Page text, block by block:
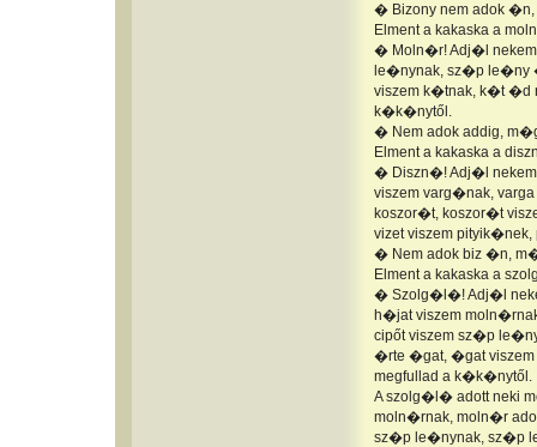
� Bizony nem adok
Elment a kakaska a
� Moln�r! Adj�l nekem
le�nynak, sz�p le�ny
viszem k�tnak, k�t �d
k�k�nytől.
� Nem adok addig,
Elment a kakaska a
� Diszn�! Adj�l
viszem varg�nak,
koszor�t, koszor�t
vizet viszem
� Nem adok biz �n,
Elment a kakaska a
� Szolg�l�! Adj�l
h�jat viszem
cipőt viszem sz�p
�rte �gat, �gat viszem
megfullad a k�k�nytől.
A szolg�l� adott neki
moln�rnak, moln�r
sz�p le�nynak, sz�p